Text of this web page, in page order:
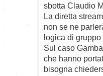
sbotta Claudio
La diretta
non se ne
logica di
Sul caso
che hanno
bisogna